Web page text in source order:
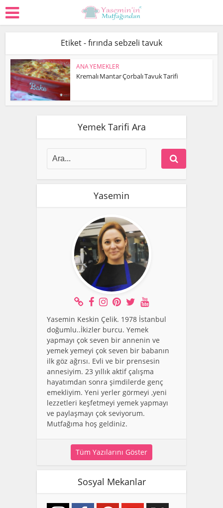
Etiket - fırında sebzeli tavuk
ANA YEMEKLER
Kremalı Mantar Çorbalı Tavuk Tarifi
Yemek Tarifi Ara
Yasemin
Yasemin Keskin Çelik. 1978 İstanbul
doğumlu..İkizler burcu. Yemek
yapmayı çok seven bir annenin ve
yemek yemeyi çok seven bir babanın
ilk göz ağrısı. Evli ve bir prensesin
annesiyim. 23 yıllık aktif çalışma
hayatımdan sonra şimdilerde genç
emekliyim. Yeni yerler görmeyi ,yeni
lezzetleri keşfetmeyi yemek yapmayı
ve paylaşmayı çok seviyorum.
Mutfağıma hoş geldiniz.
Tüm Yazılarını Göster
Sosyal Mekanlar